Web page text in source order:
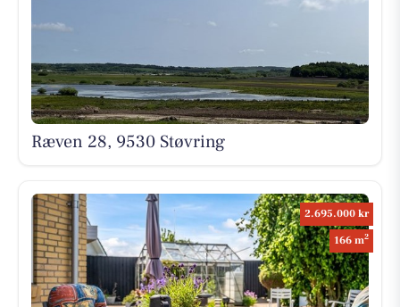
Ræven 28, 9530 Støvring
2.695.000 kr
166 m2